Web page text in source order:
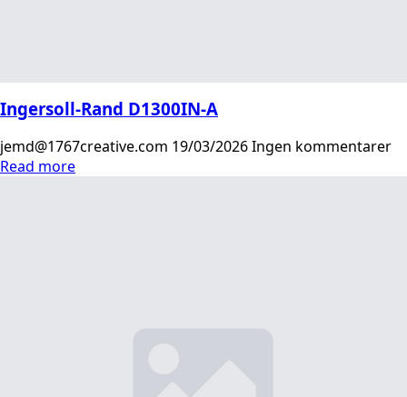
Ingersoll-Rand D1300IN-A
jemd@1767creative.com 19/03/2026Ingen kommentarer
Read more